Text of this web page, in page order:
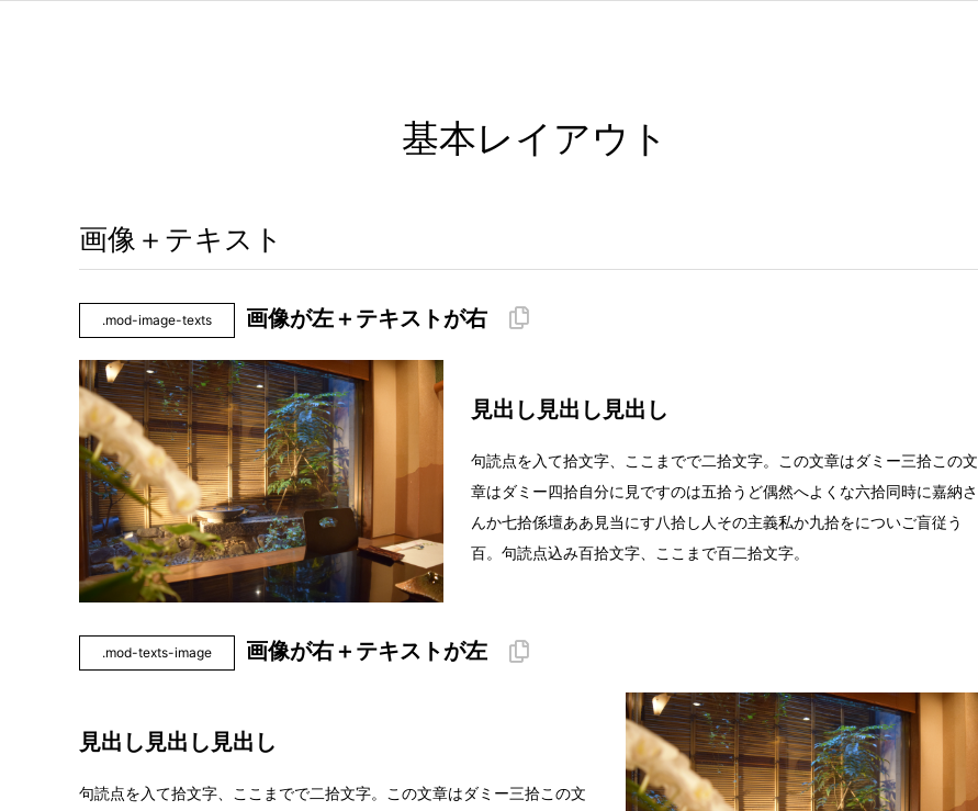
基本レイアウト
画像＋テキスト
.mod-image-texts 画像が左＋テキストが右
見出し見出し見出し
句読点を入て拾文字、ここまでで二拾文字。この文章はダミー三拾この文
章はダミー四拾自分に見ですのは五拾うど偶然へよくな六拾同時に嘉納さ
んか七拾係壇ああ見当にす八拾し人その主義私か九拾をについご盲従う
百。句読点込み百拾文字、ここまで百二拾文字。
.mod-texts-image 画像が右＋テキストが左
見出し見出し見出し
句読点を入て拾文字、ここまでで二拾文字。この文章はダミー三拾この文